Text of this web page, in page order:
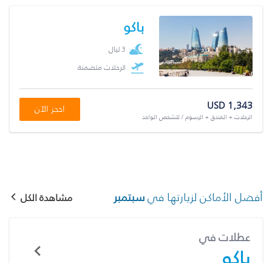
باكو
3 ليال
الرحلات متضمنة
USD 1,343
الرحلات + الفندق + الرسوم / للشخص الواحد
احجز الآن
أفضل الأماكن لزيارتها فيسبتمبر مشاهدة الكل
عطلات في